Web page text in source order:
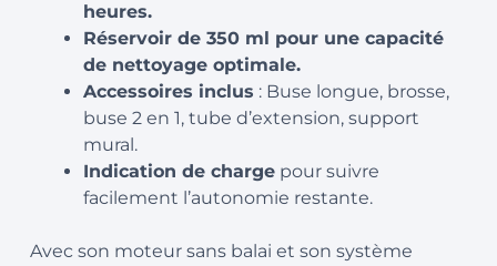
heures.
Réservoir de 350 ml pour une capacité
de nettoyage optimale.
Accessoires inclus : Buse longue, brosse,
buse 2 en 1, tube d’extension, support
mural.
Indication de chargepour suivre
facilement l’autonomie restante.
Avec son moteur sans balai et son système